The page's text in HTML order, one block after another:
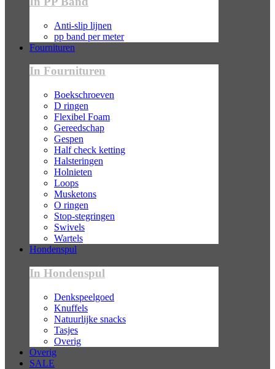
Anti-slip lijnen
pp band per meter
Fournituren
In Fournituren
Boekschroeven
D ringen
Flexibel Foam
Gereedschap
Gespen
Half check ketting
Halsteringen
Holnieten
Loops
Musketons
O ringen
Stop-stegringen
Swivels
Wartels
Hondenspul
In Hondenspul
Denkspeelgoed
Knuffels
Natuurlijke snacks
Tasjes
Overig
Overig
SALE